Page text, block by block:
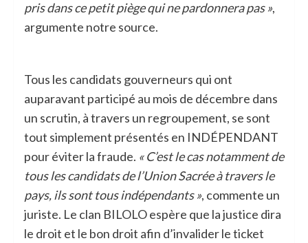
pris dans ce petit piège qui ne pardonnera pas »,
argumente notre source.
Tous les candidats gouverneurs qui ont
auparavant participé au mois de décembre dans
un scrutin, à travers un regroupement, se sont
tout simplement présentés en INDÉPENDANT
pour éviter la fraude. « C’est le cas notamment de
tous les candidats de l’Union Sacrée à travers le
pays, ils sont tous indépendants », commente un
juriste. Le clan BILOLO espère que la justice dira
le droit et le bon droit afin d’invalider le ticket